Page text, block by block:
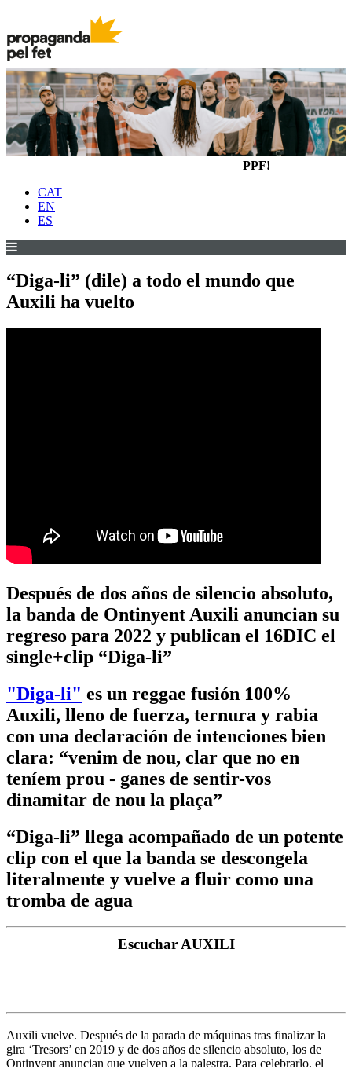
PPF!
CAT
EN
ES
“Diga-li” (dile) a todo el mundo que
Auxili ha vuelto
Después de dos años de silencio absoluto,
la banda de Ontinyent Auxili anuncian su
regreso para 2022 y publican el 16DIC el
single+clip “Diga-li”
"Diga-li" es un reggae fusión 100%
Auxili, lleno de fuerza, ternura y rabia
con una declaración de intenciones bien
clara: “venim de nou, clar que no en
teníem prou - ganes de sentir-vos
dinamitar de nou la plaça”
“Diga-li” llega acompañado de un potente
clip con el que la banda se descongela
literalmente y vuelve a fluir como una
tromba de agua
Escuchar AUXILI
Auxili vuelve. Después de la parada de máquinas tras finalizar la
gira ‘Tresors’ en 2019 y de dos años de silencio absoluto, los de
Ontinyent anuncian que vuelven a la palestra. Para celebrarlo, el